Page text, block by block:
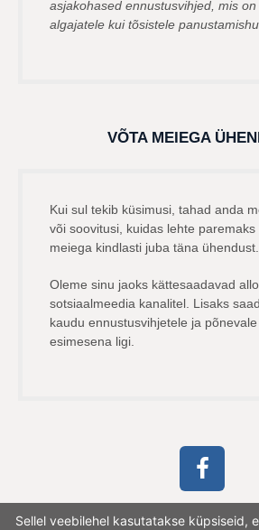
asjakohased ennustusvihjed, mis
algajatele kui tõsistele
VÕTA MEIEGA
Kui sul tekib küsimusi, tahad anda
või soovitusi, kuidas lehte
meiega kindlasti juba täna ühendust.
Oleme sinu jaoks kättesaadavad
sotsiaalmeedia kanalitel. Lisaks
kaudu ennustusvihjetele ja
esimesena ligi.
Sellel veebilehel kasutatakse küpsiseid,